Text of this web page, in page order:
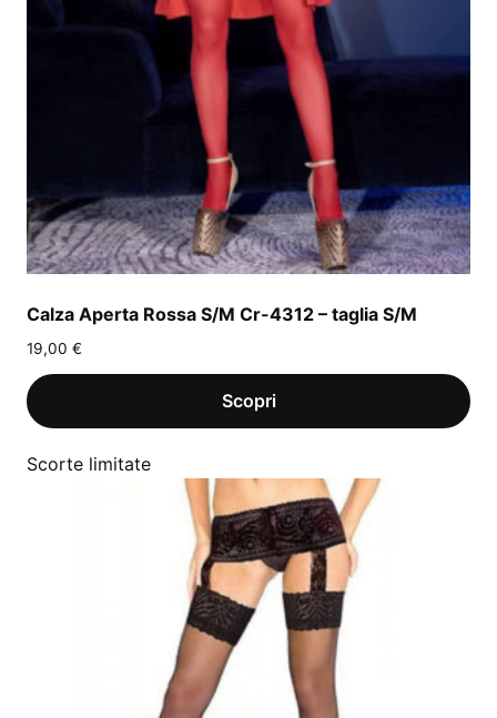
Calza Aperta Rossa S/M Cr-4312 – taglia S/M
19,00 €
Scorte limitate